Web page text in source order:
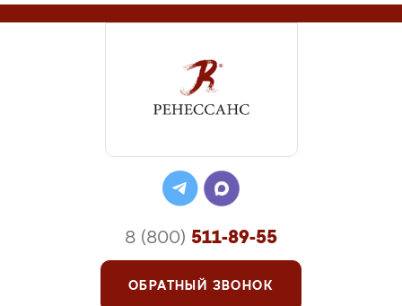
8 (800) 511-89-55
ОБРАТНЫЙ ЗВОНОК